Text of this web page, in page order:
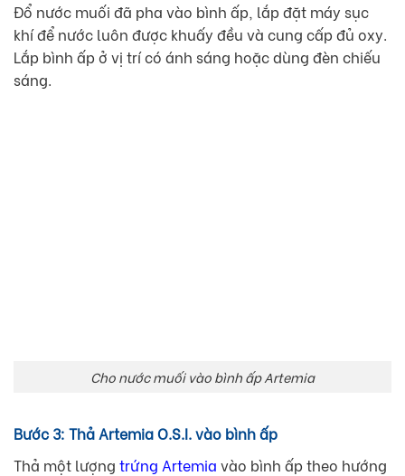
Đổ nước muối đã pha vào bình ấp, lắp đặt máy sục
khí để nước luôn được khuấy đều và cung cấp đủ oxy.
Lắp bình ấp ở vị trí có ánh sáng hoặc dùng đèn chiếu
sáng.
Cho nước muối vào bình ấp Artemia
Bước 3: Thả Artemia O.S.I. vào bình ấp
Thả một lượng trứng Artemia vào bình ấp theo hướng